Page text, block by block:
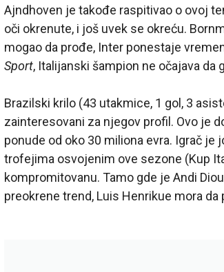
Ajndhoven je takođe raspitivao o ovoj
oči okrenute, i još uvek se okreću.
mogao da prođe, Inter ponestaje
Sport, Italijanski šampion ne očajava da
Brazilski krilo (43 utakmice, 1 gol, 3
zainteresovani za njegov profil. Ovo je
ponude od oko 30 miliona evra. Igrač je
trofejima osvojenim ove sezone (Kup
kompromitovanu. Tamo gde je Andi
preokrene trend, Luis Henrikue mora da